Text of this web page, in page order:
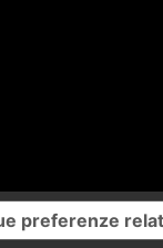
preferenze